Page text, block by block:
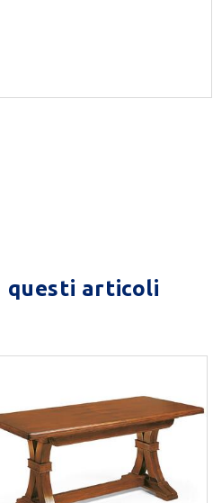
questi articoli